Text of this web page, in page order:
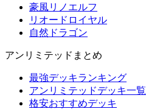
豪風リノエルフ
リオードロイヤル
自然ドラゴン
アンリミテッドまとめ
最強デッキランキング
アンリミテッドデッキ一覧
格安おすすめデッキ